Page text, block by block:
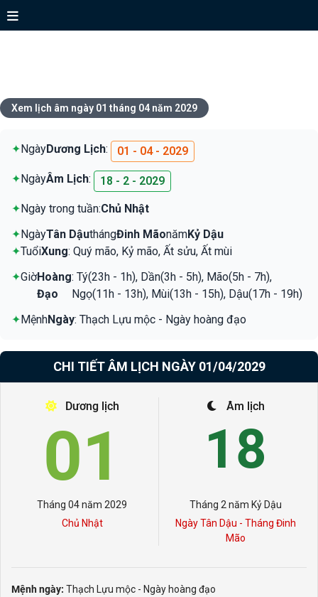
Xem lịch âm ngày 01 tháng 04 năm 2029
✦NgàyDương Lịch: 01 - 04 - 2029
✦NgàyÂm Lịch: 18 - 2 - 2029
✦Ngày trong tuần:Chủ Nhật
✦NgàyTân DậuthángĐinh MãonămKỷ Dậu
✦TuổiXung: Quý mão, Kỷ mão, Ất sửu, Ất mùi
✦GiờHoàng
Đạo
: Tý(23h - 1h), Dần(3h - 5h), Mão(5h - 7h),
Ngọ(11h - 13h), Mùi(13h - 15h), Dậu(17h - 19h)
✦MệnhNgày: Thạch Lựu mộc - Ngày hoàng đạo
CHI TIẾT ÂM LỊCH NGÀY 01/04/2029
Dương lịch
01
Tháng 04 năm 2029
Chủ Nhật
Âm lịch
18
Tháng 2 năm Kỷ Dậu
Ngày Tân Dậu - Tháng Đinh
Mão
Mệnh ngày: Thạch Lựu mộc - Ngày hoàng đạo